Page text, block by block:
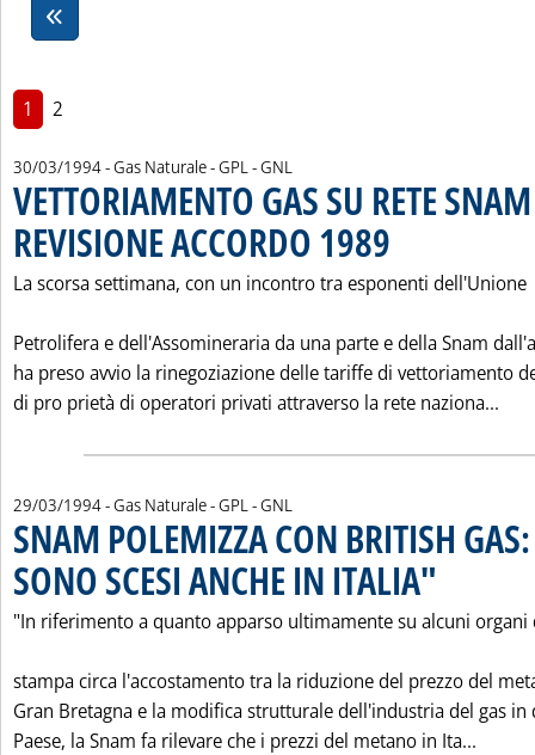
1 2
30/03/1994- Gas Naturale - GPL - GNL
VETTORIAMENTO GAS SU RETE
REVISIONE ACCORDO 1989
La scorsa settimana, con un incontro tra esponenti dell'Unione
Petrolifera e dell'Assomineraria da una parte e della Snam
ha preso avvio la rinegoziazione delle tariffe di vettoriamento
di pro prietà di operatori privati attraverso la rete naziona...
29/03/1994- Gas Naturale - GPL - GNL
SNAM POLEMIZZA CON BRITISH
SONO SCESI ANCHE IN ITALIA"
"In riferimento a quanto apparso ultimamente su alcuni organi
stampa circa l'accostamento tra la riduzione del prezzo del
Gran Bretagna e la modifica strutturale dell'industria del gas in
Paese, la Snam fa rilevare che i prezzi del metano in Ita...